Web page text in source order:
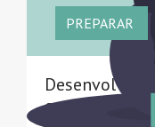
PREPARAR
Desenvolver
em particular